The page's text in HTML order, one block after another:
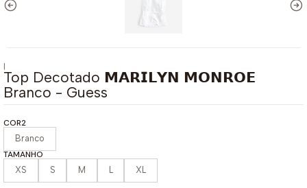
|
Top Decotado 𝗠𝗔𝗥𝗜𝗟𝗬𝗡 𝗠𝗢𝗡𝗥𝗢𝗘
Branco - Guess
COR2
Branco
TAMANHO
XS S M L XL